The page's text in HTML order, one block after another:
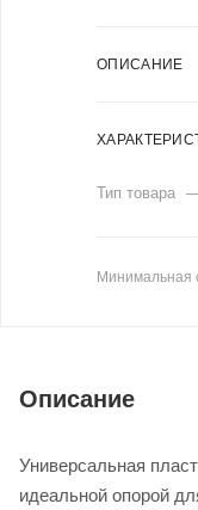
ОПИСАНИЕ
Тип товара
Минимальная
Описание
Универсальная
идеальной опорой